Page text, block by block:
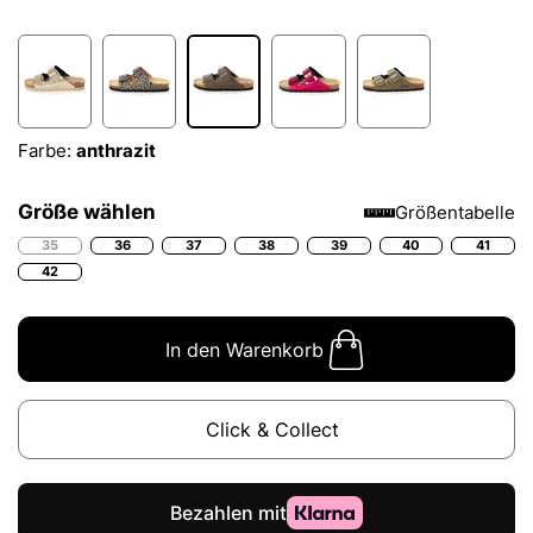
Farbe: anthrazit
Größe wählen Größentabelle
35 36 37 38 39 40
41
42
In den Warenkorb
Click & Collect